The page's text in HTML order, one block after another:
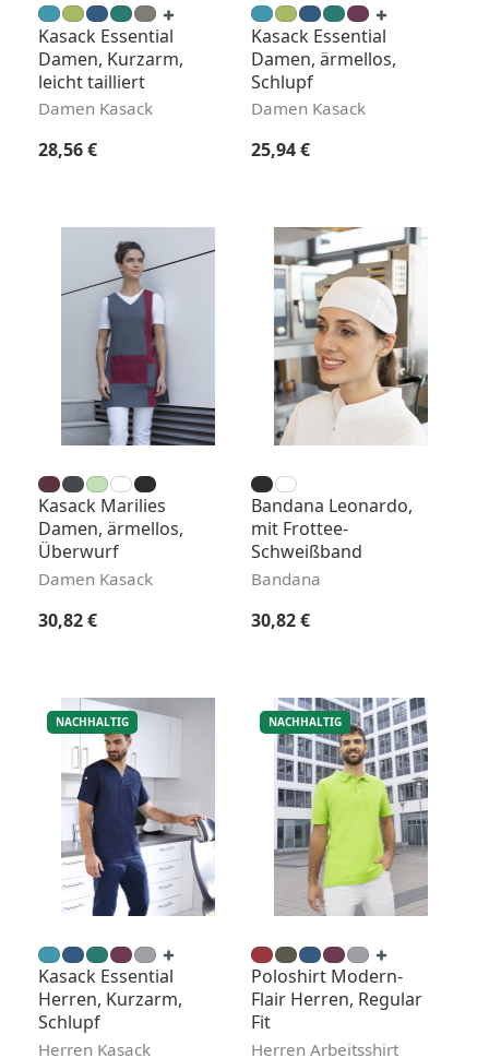
Kasack Essential
Damen, Kurzarm,
leicht tailliert
Damen Kasack
Regulärer Preis:
28,56 €
Kasack Essential
Damen, ärmellos,
Schlupf
Damen Kasack
Regulärer Preis:
25,94 €
Kasack Marilies
Damen, ärmellos,
Überwurf
Damen Kasack
Regulärer Preis:
30,82 €
Bandana Leonardo,
mit Frottee-
Schweißband
Bandana
Regulärer Preis:
30,82 €
NACHHALTIG
Kasack Essential
Herren, Kurzarm,
Schlupf
Herren Kasack
NACHHALTIG
Poloshirt Modern-
Flair Herren, Regular
Fit
Herren Arbeitsshirt